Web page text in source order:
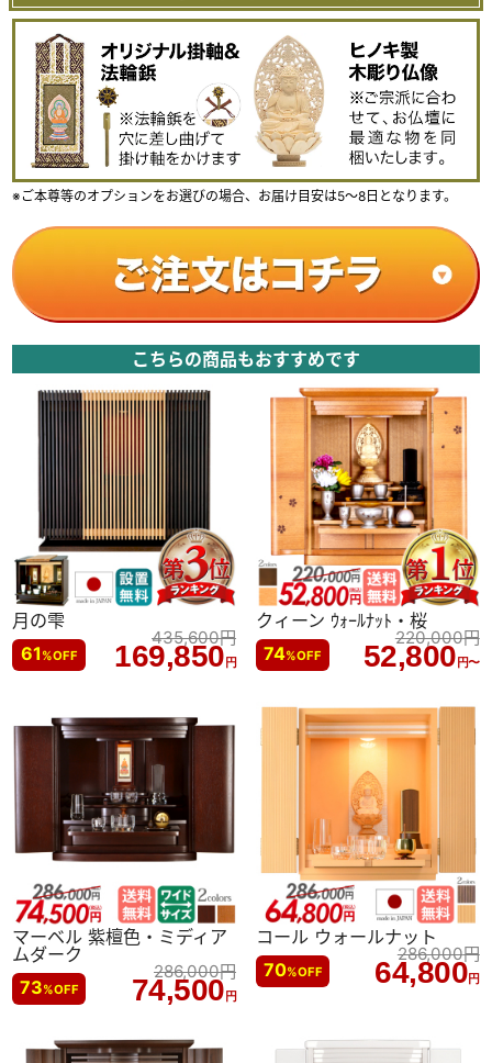
※ご本尊等のオプションをお選びの場合、お届け目安は5～8日となります。
こちらの商品もおすすめです
月の雫
61 %OFF
435,600円
169,850 円
クィーン ｳｫｰﾙﾅｯﾄ・桜
74%OFF
220,000円
52,800 円〜
マーベル 紫檀色・ミディア
ムダーク
73%OFF
286,000円
74,500 円
コール ウォールナット
70%OFF
286,000円
64,800円